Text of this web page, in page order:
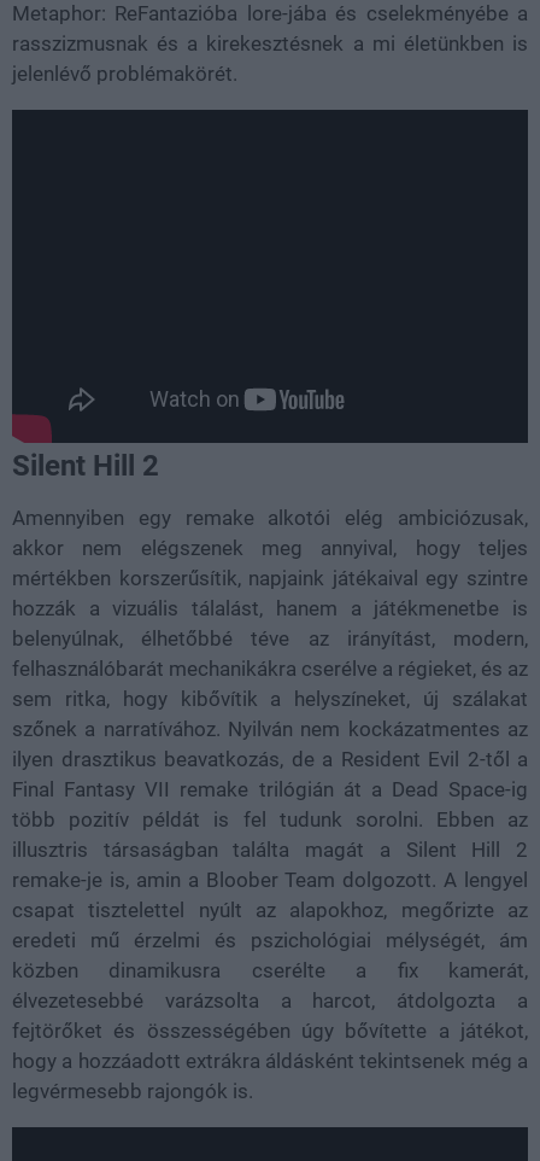
Metaphor: ReFantazióba lore-jába és cselekményébe a
rasszizmusnak és a kirekesztésnek a mi életünkben is
jelenlévő problémakörét.
Silent Hill 2
Amennyiben egy remake alkotói elég ambiciózusak,
akkor nem elégszenek meg annyival, hogy teljes
mértékben korszerűsítik, napjaink játékaival egy szintre
hozzák a vizuális tálalást, hanem a játékmenetbe is
belenyúlnak, élhetőbbé téve az irányítást, modern,
felhasználóbarát mechanikákra cserélve a régieket, és az
sem ritka, hogy kibővítik a helyszíneket, új szálakat
szőnek a narratívához. Nyilván nem kockázatmentes az
ilyen drasztikus beavatkozás, de a Resident Evil 2-től a
Final Fantasy VII remake trilógián át a Dead Space-ig
több pozitív példát is fel tudunk sorolni. Ebben az
illusztris társaságban találta magát a Silent Hill 2
remake-je is, amin a Bloober Team dolgozott. A lengyel
csapat tisztelettel nyúlt az alapokhoz, megőrizte az
eredeti mű érzelmi és pszichológiai mélységét, ám
közben dinamikusra cserélte a fix kamerát,
élvezetesebbé varázsolta a harcot, átdolgozta a
fejtörőket és összességében úgy bővítette a játékot,
hogy a hozzáadott extrákra áldásként tekintsenek még a
legvérmesebb rajongók is.